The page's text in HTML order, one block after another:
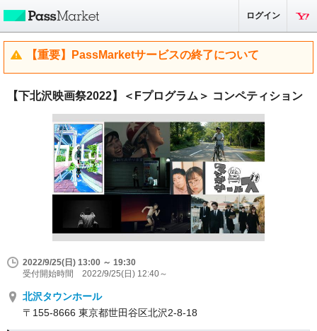
ログイン
【重要】PassMarketサービスの終了について
【下北沢映画祭2022】＜Fプログラム＞ コンペティション
2022/9/25(日) 13:00 ～ 19:30
受付開始時間 2022/9/25(日) 12:40～
北沢タウンホール
〒155-8666 東京都世田谷区北沢2-8-18